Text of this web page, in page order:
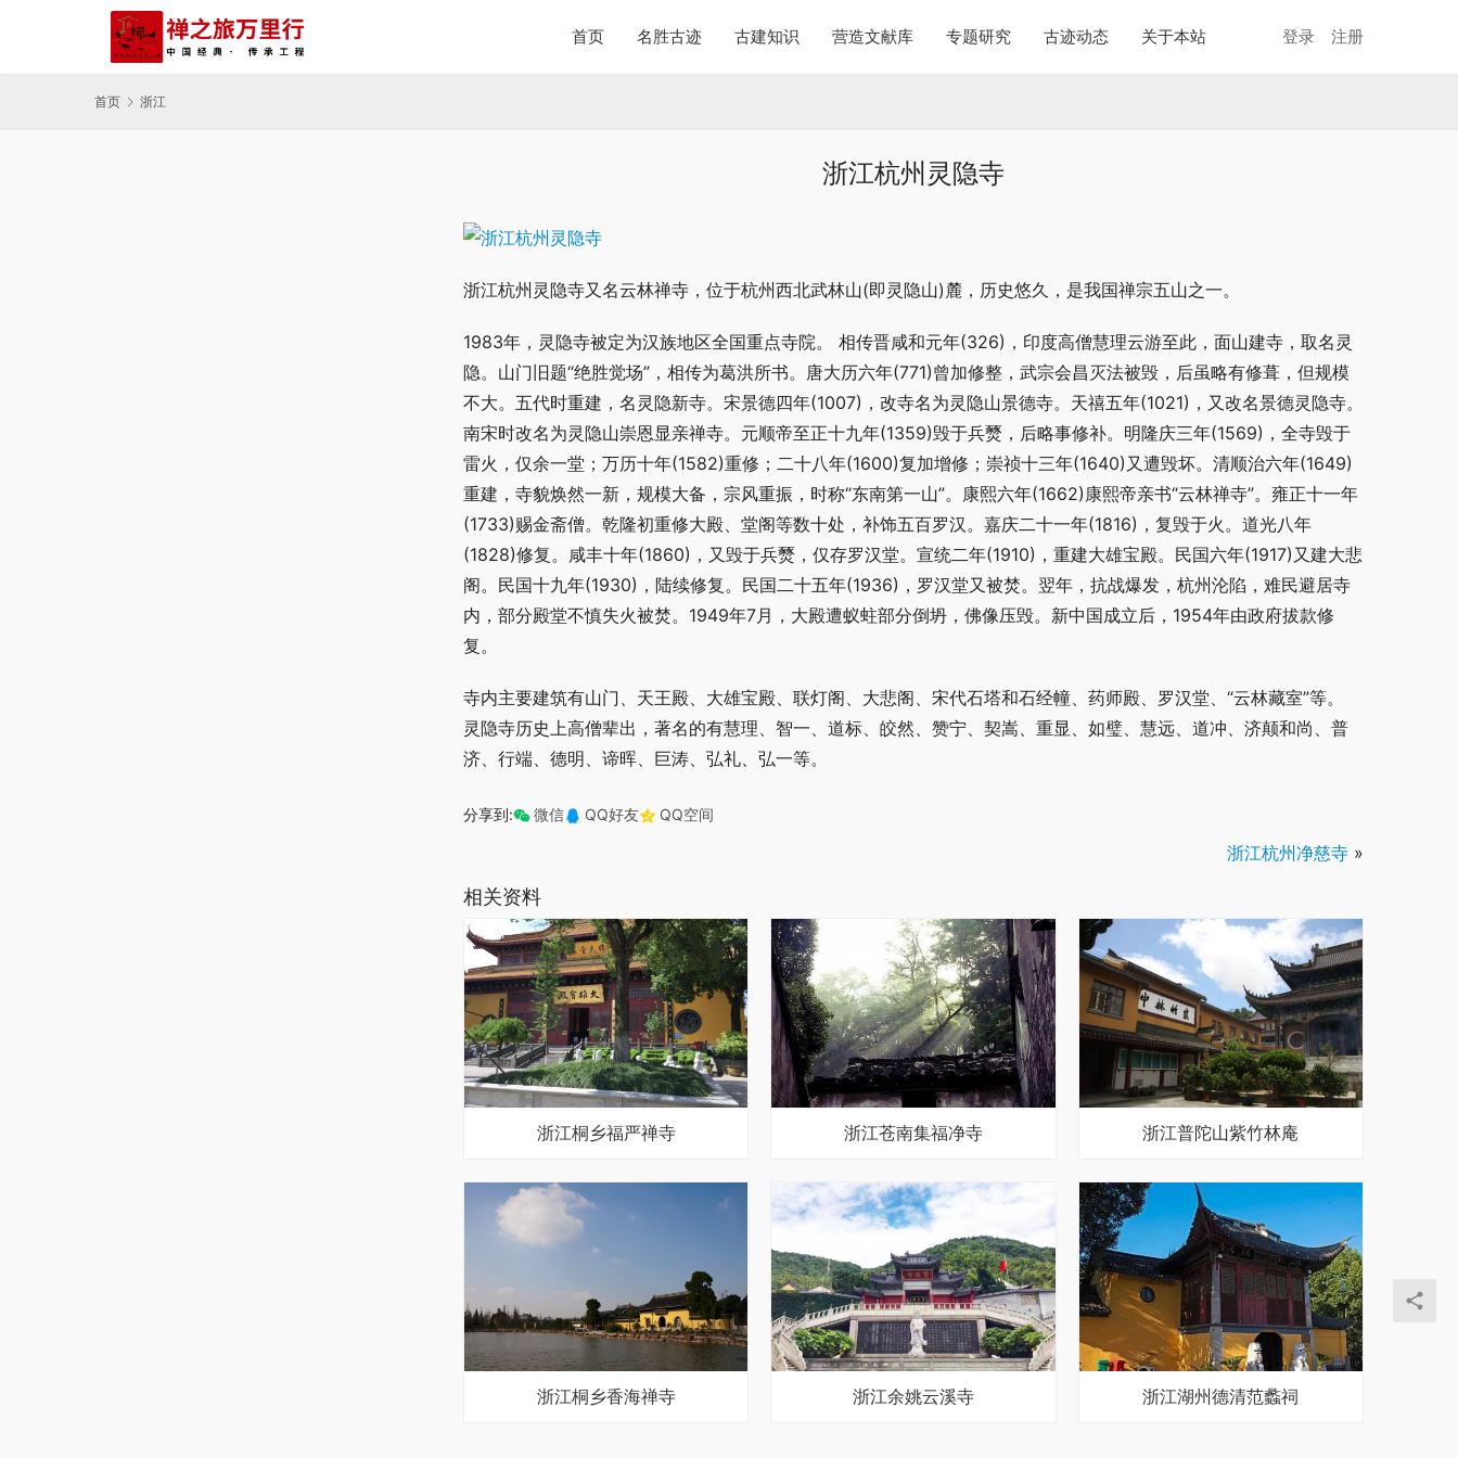
首页 名胜古迹 古建知识 营造文献库 专题研究 古迹动态 关于本站 登录 注册
首页 浙江
浙江杭州灵隐寺
浙江杭州灵隐寺又名云林禅寺，位于杭州西北武林山(即灵隐山)麓，历史悠久，是我国禅宗五山之一。
1983年，灵隐寺被定为汉族地区全国重点寺院。 相传晋咸和元年(326)，印度高僧慧理云游至此，面山建寺，取名灵
隐。山门旧题“绝胜觉场”，相传为葛洪所书。唐大历六年(771)曾加修整，武宗会昌灭法被毁，后虽略有修葺，但规模
不大。五代时重建，名灵隐新寺。宋景德四年(1007)，改寺名为灵隐山景德寺。天禧五年(1021)，又改名景德灵隐寺。
南宋时改名为灵隐山崇恩显亲禅寺。元顺帝至正十九年(1359)毁于兵燹，后略事修补。明隆庆三年(1569)，全寺毁于
雷火，仅余一堂；万历十年(1582)重修；二十八年(1600)复加增修；崇祯十三年(1640)又遭毁坏。清顺治六年(1649)
重建，寺貌焕然一新，规模大备，宗风重振，时称“东南第一山”。康熙六年(1662)康熙帝亲书“云林禅寺”。雍正十一年
(1733)赐金斋僧。乾隆初重修大殿、堂阁等数十处，补饰五百罗汉。嘉庆二十一年(1816)，复毁于火。道光八年
(1828)修复。咸丰十年(1860)，又毁于兵燹，仅存罗汉堂。宣统二年(1910)，重建大雄宝殿。民国六年(1917)又建大悲
阁。民国十九年(1930)，陆续修复。民国二十五年(1936)，罗汉堂又被焚。翌年，抗战爆发，杭州沦陷，难民避居寺
内，部分殿堂不慎失火被焚。1949年7月，大殿遭蚁蛀部分倒坍，佛像压毁。新中国成立后，1954年由政府拔款修
复。
寺内主要建筑有山门、天王殿、大雄宝殿、联灯阁、大悲阁、宋代石塔和石经幢、药师殿、罗汉堂、“云林藏室”等。
灵隐寺历史上高僧辈出，著名的有慧理、智一、道标、皎然、赞宁、契嵩、重显、如璧、慧远、道冲、济颠和尚、普
济、行端、德明、谛晖、巨涛、弘礼、弘一等。
分享到: 微信 QQ好友 QQ空间
浙江杭州净慈寺 »
相关资料
浙江桐乡福严禅寺 浙江苍南集福净寺 浙江普陀山紫竹林庵
浙江桐乡香海禅寺 浙江余姚云溪寺 浙江湖州德清范蠡祠